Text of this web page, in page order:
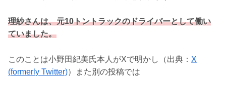
理紗さんは、元10トントラックのドライバーとして働い
ていました。
このことは小野田紀美氏本人がXで明かし（出典： X
(formerly Twitter)）また別の投稿では